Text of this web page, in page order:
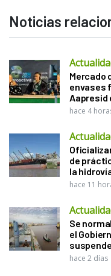
Noticias
Mercado
envases
Aapresid
hace 4
de
la
hace 11
Se
el
hace 2 días